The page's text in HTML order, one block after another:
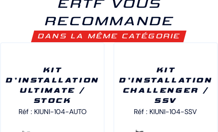
ERTF VOUS
RECOMMANDE
DANS LA MÊME CATÉGORIE
KIT
D’INSTALLATION
ULTIMATE /
STOCK
Réf : KIUNI-104-AUTO
KIT
D’INSTALLATION
CHALLENGER /
SSV
Réf : KIUNI-104-SSV